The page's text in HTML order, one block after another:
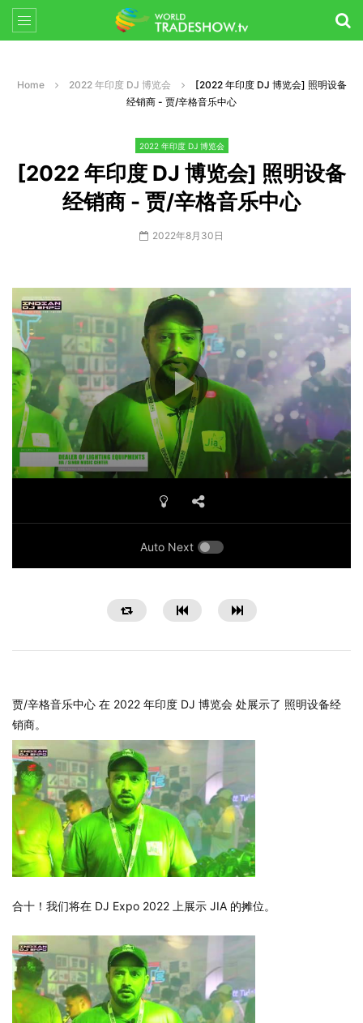
Home 2022 年印度 DJ 博览会
[2022 年印度 DJ 博览会] 照明设备
经销商 - 贾/辛格音乐中心
2022 年印度 DJ 博览会
[2022 年印度 DJ 博览会] 照明设备
经销商 - 贾/辛格音乐中心
2022年8月30日
Auto Next
贾/辛格音乐中心 在 2022 年印度 DJ 博览会 处展示了 照明设备经
销商。
合十！我们将在 DJ Expo 2022 上展示 JIA 的摊位。